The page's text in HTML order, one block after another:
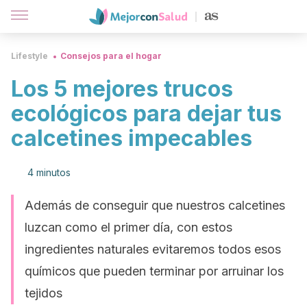
Lifestyle Consejos para el hogar
Los 5 mejores trucos
ecológicos para dejar tus
calcetines impecables
4 minutos
Además de conseguir que nuestros calcetines
luzcan como el primer día, con estos
ingredientes naturales evitaremos todos esos
químicos que pueden terminar por arruinar los
tejidos